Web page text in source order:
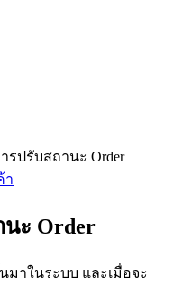
รปรับสถานะ Order
า
นะ Order
มาในระบบ และเมื่อจะ